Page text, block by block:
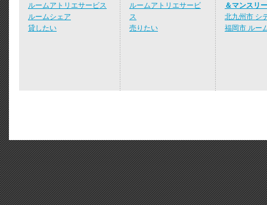
ルームアトリエサービス
ルームシェア
貸したい
ルームアトリエサービ
ス
売りたい
＆マンスリ
北九州市 シ
福岡市 ルー